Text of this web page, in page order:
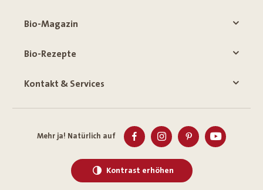
Bio-Magazin
Bio-Rezepte
Kontakt & Services
Mehr ja! Natürlich auf
Kontrast erhöhen